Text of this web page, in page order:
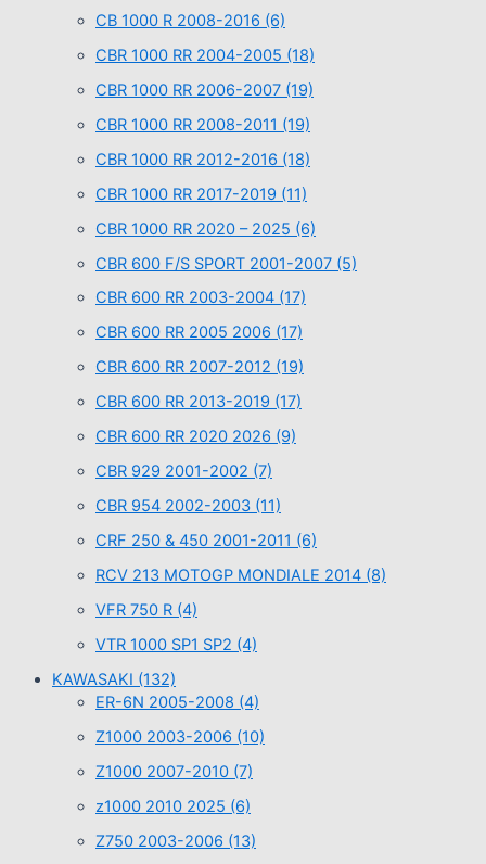
CB 1000 R 2008-2016 (6)
CBR 1000 RR 2004-2005 (18)
CBR 1000 RR 2006-2007 (19)
CBR 1000 RR 2008-2011 (19)
CBR 1000 RR 2012-2016 (18)
CBR 1000 RR 2017-2019 (11)
CBR 1000 RR 2020 – 2025 (6)
CBR 600 F/S SPORT 2001-2007 (5)
CBR 600 RR 2003-2004 (17)
CBR 600 RR 2005 2006 (17)
CBR 600 RR 2007-2012 (19)
CBR 600 RR 2013-2019 (17)
CBR 600 RR 2020 2026 (9)
CBR 929 2001-2002 (7)
CBR 954 2002-2003 (11)
CRF 250 & 450 2001-2011 (6)
RCV 213 MOTOGP MONDIALE 2014 (8)
VFR 750 R (4)
VTR 1000 SP1 SP2 (4)
KAWASAKI (132)
ER-6N 2005-2008 (4)
Z1000 2003-2006 (10)
Z1000 2007-2010 (7)
z1000 2010 2025 (6)
Z750 2003-2006 (13)